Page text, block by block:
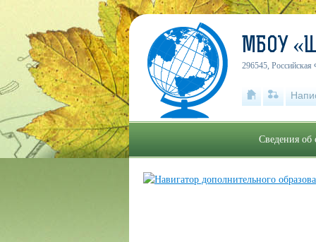
МБОУ
296545,
Сведения об